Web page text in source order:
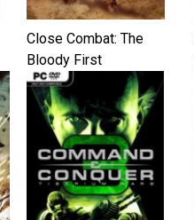
Close Combat: The
Bloody First